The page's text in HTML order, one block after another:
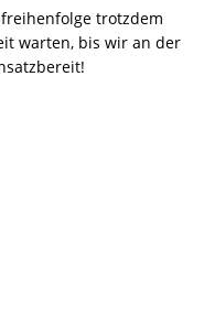
trotzdem
warten, bis wir an der